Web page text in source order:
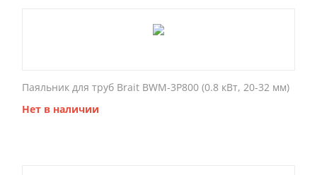
Паяльник для труб Brait BWM-3P800 (0.8 кВт, 20-32 мм)
Нет в наличии